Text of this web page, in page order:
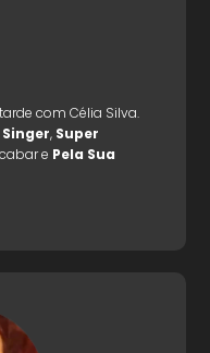
com Célia Silva.
Singer, Super
e Pela Sua